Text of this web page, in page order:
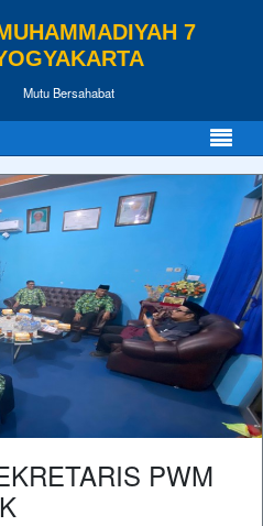
7
Mutu Bersahabat
PWM